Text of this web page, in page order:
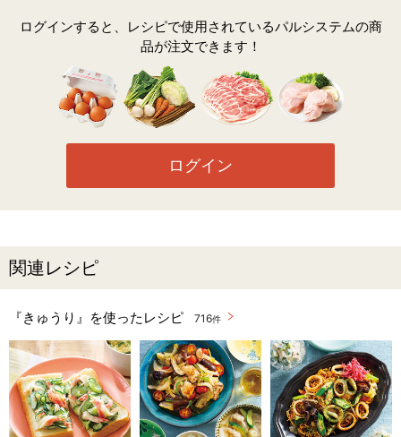
ログインすると、レシピで使用されているパルシステムの商
品が注文できます！
ログイン
関連レシピ
『きゅうり』を使ったレシピ 716件